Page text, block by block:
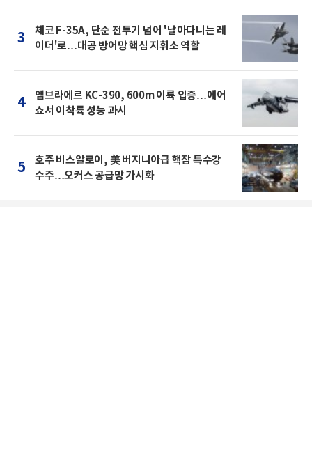
3
체코 F-35A, 단순 전투기 넘어 '날아다니는 레
이더'로…대공 방어망 핵심 지휘소 역할
4
엠브라에르 KC-390, 600m 이륙 입증…에어
쇼서 이착륙 성능 과시
5
호주 비스알로이, 美 버지니아급 핵잠 특수강
수주…오커스 공급망 가시화